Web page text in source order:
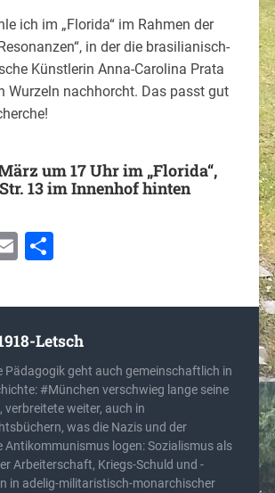
ich im „Florida“ im Rahmen der
in der die brasilianisch-
Künstlerin Anna-Carolina Prata
Wurzeln nachhorcht. Das passt gut
um 17 Uhr im „Florida“,
13 im Innenhof hinten
EmailTeilen
Letsch
Pädagogik geht auch gemeinschaftlich in
#München verschwieg lange seine
verbreitete weiter, auch in
was die Nazis und der
Antikommunismus logen: Sozialismus als
Arbeiterschaft, Kriegs-Schuld und -
in adelig-militaristisch-monarchischer